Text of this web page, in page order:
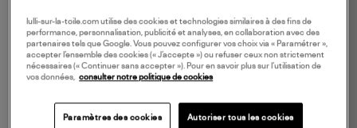
lulli-sur-la-toile.com utilise des cookies et technologies similaires à des fins de
performance, personnalisation, publicité et analyses, en collaboration avec des
partenaires tels que Google. Vous pouvez configurer vos choix via « Paramétrer »,
accepter l’ensemble des cookies (« J’accepte ») ou refuser ceux non strictement
nécessaires (« Continuer sans accepter »). Pour en savoir plus sur l’utilisation de
vos données, consulter notre politique de cookies
Paramètres des cookies Autoriser tous les cookies